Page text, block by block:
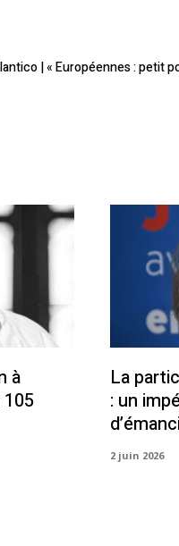
| « Européennes : petit
à
La
: un
2 juin 2026